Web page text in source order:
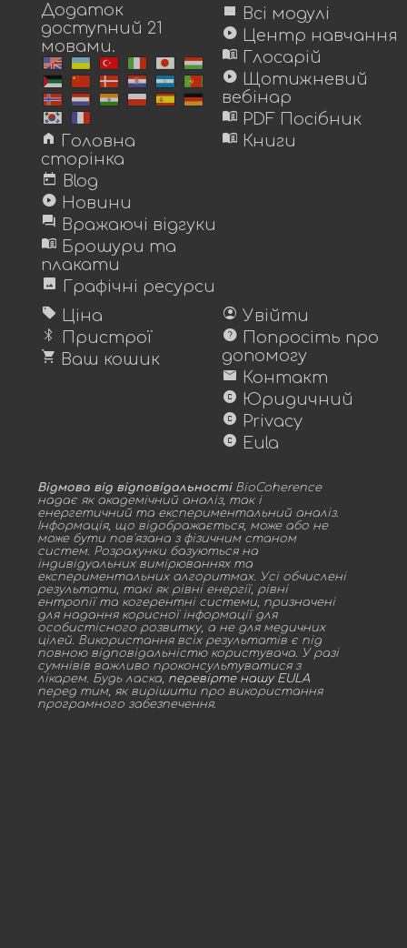
Додаток
доступний 21
мовами.
home
Головна
сторінка
today Blog
play_circle Новини
forum Вражаючі відгуки
menu_book Брошури та
плакати
image Графічні ресурси
view_module Всі модулі
play_circle Центр навчання
menu_book Глосарій
play_circle Щотижневий
вебінар
menu_book PDF Посібник
menu_book Книги
sell Ціна
bluetooth Пристрої
shopping_cart Ваш кошик
account_circle Увійти
help Попросіть про
допомогу
mail Контакт
copyright Юридичний
copyright Privacy
copyright Eula
Відмова від відповідальностіBioCoherence
надає як академічний аналіз, так і
енергетичний та експериментальний аналіз.
Інформація, що відображається, може або не
може бути пов'язана з фізичним станом
систем. Розрахунки базуються на
індивідуальних вимірюваннях та
експериментальних алгоритмах. Усі обчислені
результати, такі як рівні енергії, рівні
ентропії та когерентні системи, призначені
для надання корисної інформації для
особистісного розвитку, а не для медичних
цілей. Використання всіх результатів є під
повною відповідальністю користувача. У разі
сумнівів важливо проконсультуватися з
лікарем. Будь ласка, перевірте нашу EULA
перед тим, як вирішити про використання
програмного забезпечення.